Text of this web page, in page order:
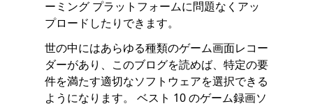
ーミング プラットフォームに問題なくアッ
プロードしたりできます。
世の中にはあらゆる種類のゲーム画面レコー
ダーがあり、このブログを読めば、特定の要
件を満たす適切なソフトウェアを選択できる
ようになります。 ベスト 10 のゲーム録画ソ